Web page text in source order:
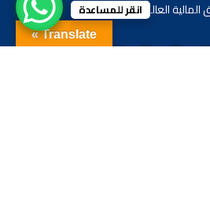
العالمية والعربية.
Translate »
انقر للمساعدة